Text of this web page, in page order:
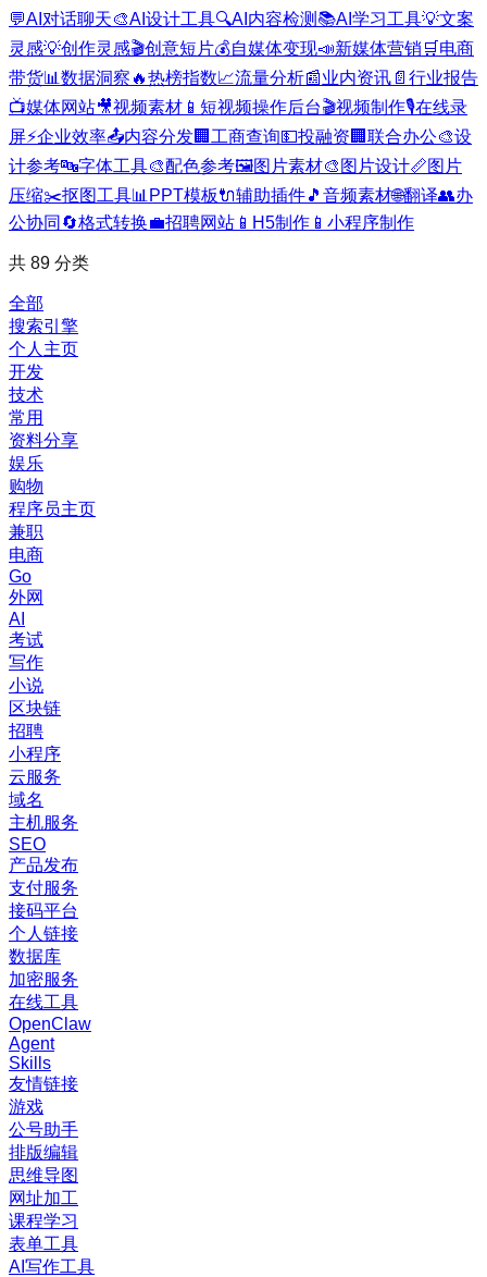
💬AI对话聊天🎨AI设计工具🔍AI内容检测 📚AI学习工具💡文案
灵感💡创作灵感🎬创意短片💰自媒体变现📣新媒体营销 🛒 电商
带货📊 数据洞察 🔥热榜指数📈流量分析📰业内资讯 📄 行业报告
📺媒体网站🎥视频素材 📱 短视频操作后台🎬视频制作🎙️在线录
屏⚡企业效率📤内容分发🏢 工商查询💵投融资 🏢 联合办公🎨设
计参考🔤字体工具🎨配色参考🖼️图片素材🎨 图片设计📏图片
压缩✂️抠图工具📊 PPT模板🔌辅助插件🎵 音频素材🌐翻译👥办
公协同 🔄格式转换💼招聘网站 📱 H5制作 📱 小程序制作
共 89 分类
全部
搜索引擎
个人主页
开发
技术
常用
资料分享
娱乐
购物
程序员主页
兼职
电商
Go
外网
AI
考试
写作
小说
区块链
招聘
小程序
云服务
域名
主机服务
SEO
产品发布
支付服务
接码平台
个人链接
数据库
加密服务
在线工具
OpenClaw
Agent
Skills
友情链接
游戏
公号助手
排版编辑
思维导图
网址加工
课程学习
表单工具
AI写作工具